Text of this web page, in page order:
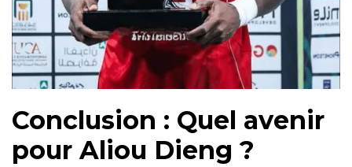
Conclusion : Quel avenir
pour Aliou Dieng ?